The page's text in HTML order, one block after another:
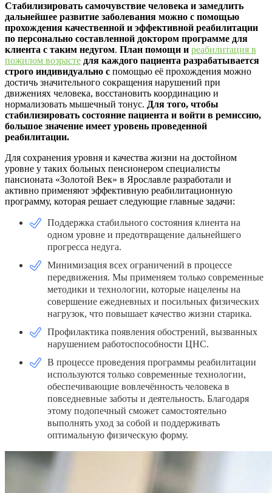
Стабилизировать самочувствие человека и замедлить
дальнейшее развитие заболевания можно с помощью
прохождения качественной и эффективной реабилитации
по персонально составленной доктором программе для
клиента с таким недугом. План помощи и реабилитация в
пожилом возрасте для каждого пациента разрабатывается
строго индивидуально с помощью её прохождения можно
достичь значительного сокращения нарушений при
движениях человека, восстановить координацию и
нормализовать мышечный тонус. Для того, чтобы
стабилизировать состояние пациента и войти в ремиссию,
большое значение имеет уровень проведенной
реабилитации.
Для сохранения уровня и качества жизни на достойном
уровне у таких больных пенсионером специалисты
пансионата «Золотой Век» в Ярославле разработали и
активно применяют эффективную реабилитационную
программу, которая решает следующие главные задачи:
Поддержка стабильного состояния клиента на
одном уровне и предотвращение дальнейшего
прогресса недуга.
Минимизация всех ограничений в процессе
передвижения. Мы применяем только современные
методики и технологии, которые нацелены на
совершение ежедневных и посильных физических
нагрузок, что повышает качество жизни старика.
Профилактика появления обострений, вызванных
нарушением работоспособности ЦНС.
В процессе проведения программы реабилитации
используются только современные технологии,
обеспечивающие вовлечённость человека в
повседневные заботы и деятельность. Благодаря
этому подопечный сможет самостоятельно
выполнять уход за собой и поддерживать
оптимальную физическую форму.